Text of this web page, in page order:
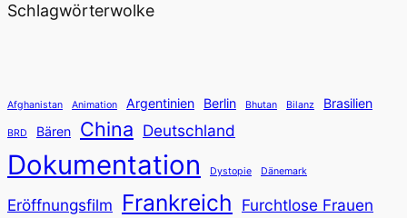
Schlagwörterwolke
Afghanistan Animation Argentinien Berlin Bhutan Bilanz Brasilien
BRD Bären China Deutschland
Dokumentation Dystopie Dänemark
Eröffnungsfilm Frankreich Furchtlose Frauen